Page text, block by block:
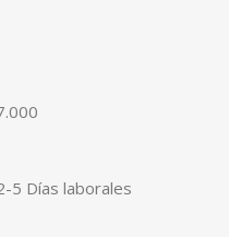
5 Días laborales